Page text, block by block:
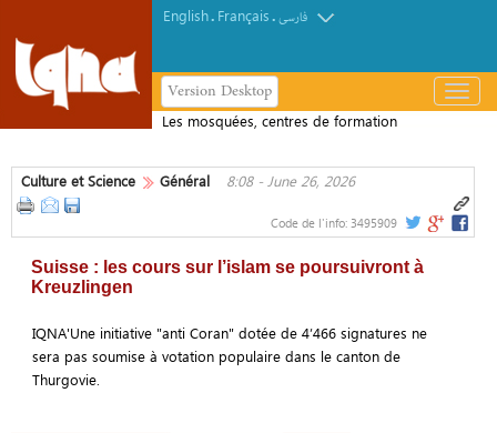
English. Français.فارسی
Version Desktop
باز
و
Les mosquées, centres de formation
Culture et Science
Général 8:08 - June 26, 2026
Code de l'info: 3495909
Suisse : les cours sur l’islam se poursuivront à
Kreuzlingen
IQNA'Une initiative "anti Coran" dotée de 4’466 signatures ne
sera pas soumise à votation populaire dans le canton de
Thurgovie.